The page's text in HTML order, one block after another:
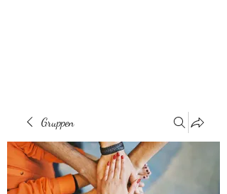
Gruppen